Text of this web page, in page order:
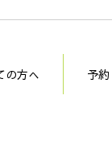
の方へ 予約